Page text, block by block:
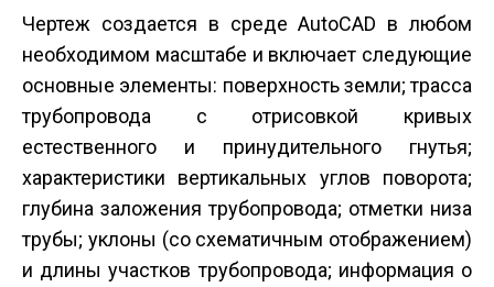
Чертеж создается в среде AutoCAD в любом
необходимом масштабе и включает следующие
основные элементы: поверхность земли; трасса
трубопровода с отрисовкой кривых
естественного и принудительного гнутья;
характеристики вертикальных углов поворота;
глубина заложения трубопровода; отметки низа
трубы; уклоны (со схематичным отображением)
и длины участков трубопровода; информация о